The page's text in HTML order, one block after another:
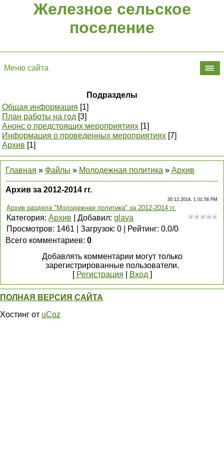
Железное сельское
поселение
Меню сайта
Подразделы
Общая информация [1]
План работы на год [3]
Анонс о предстоящих мероприятиях [1]
Информация о проведенных мероприятиях [7]
Архив [1]
Главная » Файлы » Молодежная политика » Архив
Архив за 2012-2014 гг.
30.12.2014, 1.01.56 PM
Архив раздела "Молодежная политика" за 2012-2014 гг.
Категория: Архив Добавил: glava
Просмотров: 1461 Загрузок: 0 Рейтинг: 0.0/0
Всего комментариев: 0
Добавлять комментарии могут только
зарегистрированные пользователи.
[ Регистрация Вход ]
ПОЛНАЯ ВЕРСИЯ САЙТА
Хостинг от uCoz